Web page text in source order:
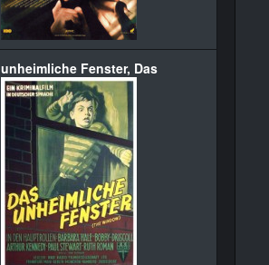
unheimliche Fenster, Das